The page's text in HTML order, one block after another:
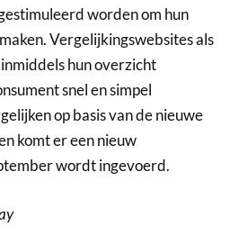
worden om hun
Vergelijkingswebsites als
hun overzicht
snel en simpel
op basis van de nieuwe
komt er een nieuw
wordt ingevoerd.